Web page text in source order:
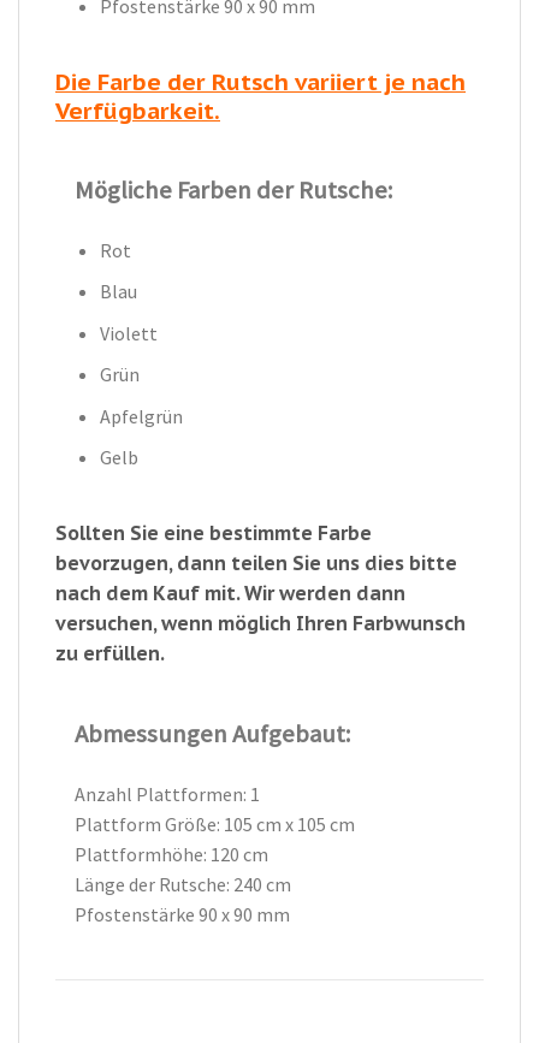
Pfostenstärke 90 x 90 mm
Die Farbe der Rutsch variiert je nach
Verfügbarkeit.
Mögliche Farben der Rutsche:
Rot
Blau
Violett
Grün
Apfelgrün
Gelb
Sollten Sie eine bestimmte Farbe
bevorzugen, dann teilen Sie uns dies bitte
nach dem Kauf mit. Wir werden dann
versuchen, wenn möglich Ihren Farbwunsch
zu erfüllen.
Abmessungen Aufgebaut:
Anzahl Plattformen: 1
Plattform Größe: 105 cm x 105 cm
Plattformhöhe: 120 cm
Länge der Rutsche: 240 cm
Pfostenstärke 90 x 90 mm